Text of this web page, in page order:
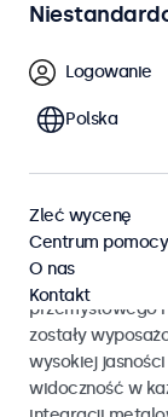
Terenowe
Poznaj nasze
monitory
przemysłowego
zostały
wysokiej
widoczność w
Logowanie
Polska
Zleć wycenę
Centrum pomocy
O nas
Kontakt